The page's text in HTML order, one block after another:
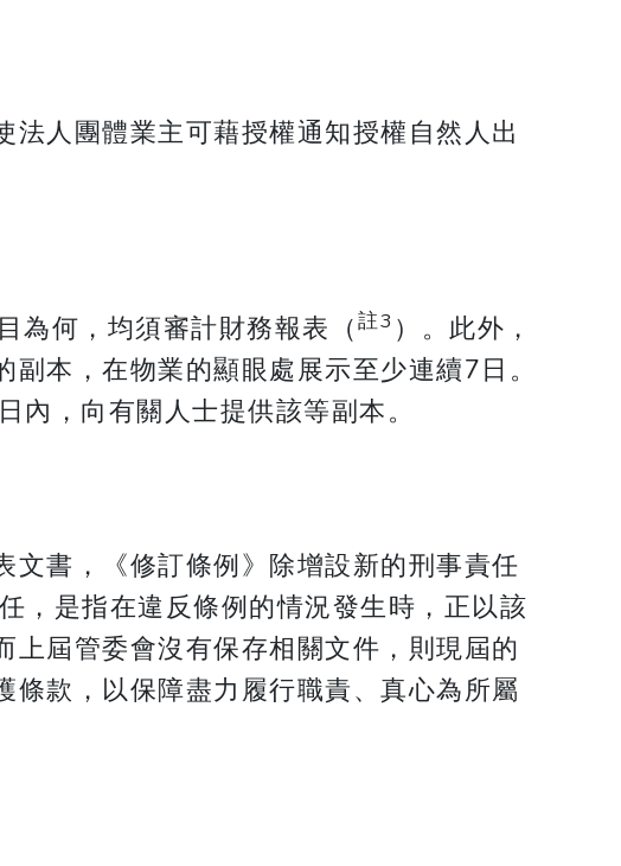
人團體業主可藉授權通知授權自然人出
為何，均須審計財務報表（註3 ）。此外，
本，在物業的顯眼處展示至少連續7日。
，向有關人士提供該等副本。
書，《修訂條例》除增設新的刑事責任
，是指在違反條例的情況發生時，正以該
屆管委會沒有保存相關文件，則現屆的
款，以保障盡力履行職責、真心為所屬